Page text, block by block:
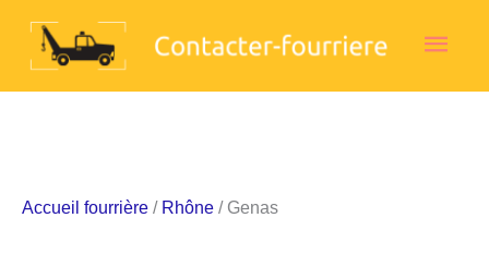
Accueil fourrière / Rhône / Genas